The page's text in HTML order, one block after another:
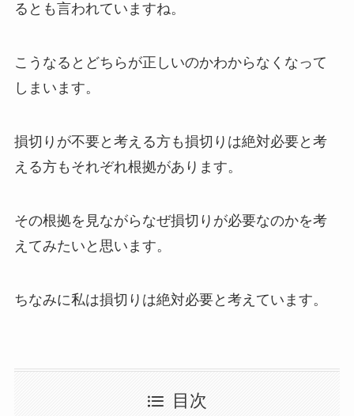
るとも言われていますね。
こうなるとどちらが正しいのかわからなくなって
しまいます。
損切りが不要と考える方も損切りは絶対必要と考
える方もそれぞれ根拠があります。
その根拠を見ながらなぜ損切りが必要なのかを考
えてみたいと思います。
ちなみに私は損切りは絶対必要と考えています。
目次